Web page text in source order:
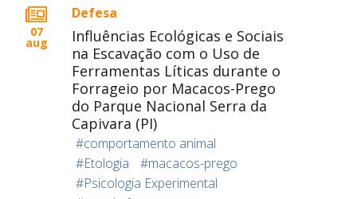
07
aug
Defesa
Influências Ecológicas e Sociais
na Escavação com o Uso de
Ferramentas Líticas durante o
Forrageio por Macacos-Prego
do Parque Nacional Serra da
Capivara (PI)
#comportamento animal
#Etologia
#macacos-prego
#Psicologia Experimental